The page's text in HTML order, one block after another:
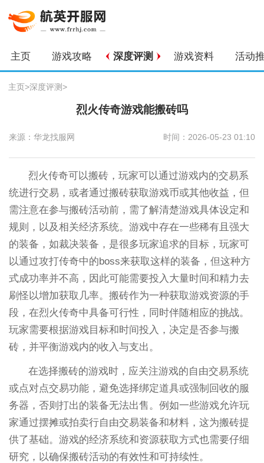
主页 游戏攻略 深度评测 游戏资料 活动
主页>深度评测>
烈火传奇游戏能搬砖吗
来源：华龙找服网 时间：2026-05-23 01:10
烈火传奇可以搬砖，玩家可以通过游戏内的交易系
统进行交易，或者通过搬砖获取游戏币或其他收益，但
需注意在参与搬砖活动前，需了解清楚游戏具体设定和
规则，以及相关经济系统。游戏中存在一些稀有且强大
的装备，如裁决装备，是很多玩家追求的目标，玩家可
以通过攻打传奇中的boss来获取这样的装备，但这种方
式成功率并不高，因此可能需要投入大量时间和精力去
刷怪以增加获取几率。搬砖作为一种获取游戏资源的手
段，在烈火传奇中具备可行性，同时伴随相应的挑战。
玩家需要根据游戏目标和时间投入，决定是否参与搬
砖，并平衡游戏内的收入与支出。
在选择搬砖的游戏时，应关注游戏的自由交易系统
或点对点交易功能，避免选择绑定道具或强制回收的服
务器，否则打出的装备无法出售。例如一些游戏允许玩
家通过摆摊或拍卖行自由交易装备和材料，这为搬砖提
供了基础。游戏的经济系统和资源获取方式也需要仔细
研究，以确保搬砖活动的有效性和可持续性。